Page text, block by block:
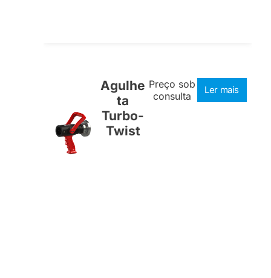
Agulhe
ta
Turbo-
Twist
Preço sob
consulta
Ler mais